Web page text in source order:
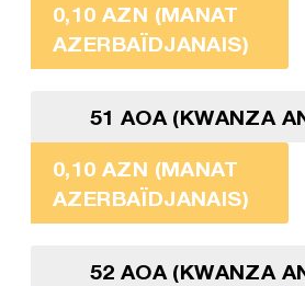
0,10 AZN (MANAT
AZERBAÏDJANAIS)
51 AOA (KWANZA
0,10 AZN (MANAT
AZERBAÏDJANAIS)
52 AOA (KWANZA